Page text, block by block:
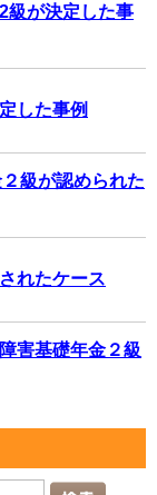
級が決定した事
した事例
級が認められた
れたケース
害基礎年金２級